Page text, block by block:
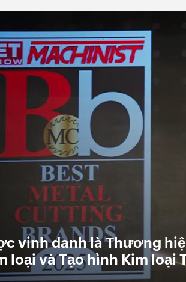
vinh danh là Thương
loại và Tạo hình Kim loại